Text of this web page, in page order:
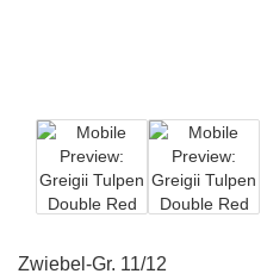
Zwiebel-Gr. 11/12